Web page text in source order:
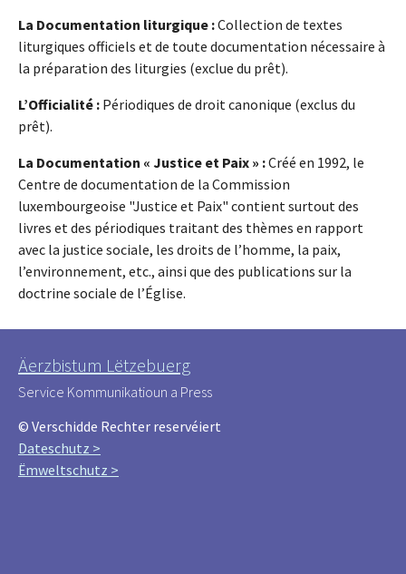
La Documentation liturgique :Collection de textes
liturgiques officiels et de toute documentation nécessaire à
la préparation des liturgies (exclue du prêt).
L’Officialité : Périodiques de droit canonique (exclus du
prêt).
La Documentation « Justice et Paix » :Créé en 1992, le
Centre de documentation de la Commission
luxembourgeoise "Justice et Paix" contient surtout des
livres et des périodiques traitant des thèmes en rapport
avec la justice sociale, les droits de l’homme, la paix,
l’environnement, etc., ainsi que des publications sur la
doctrine sociale de l’Église.
Äerzbistum Lëtzebuerg
Service Kommunikatioun a Press
© Verschidde Rechter reservéiert
Dateschutz >
Ëmweltschutz >